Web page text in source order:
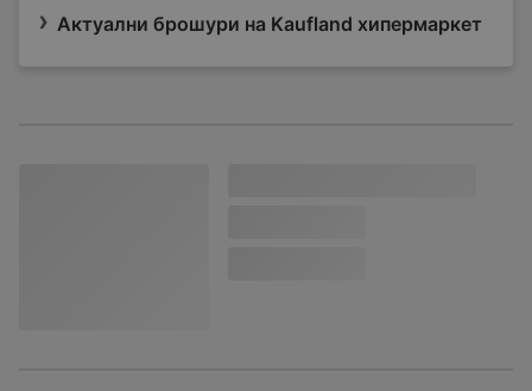
Актуални брошури на Kaufland хипермаркет